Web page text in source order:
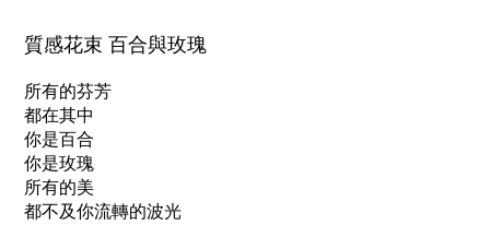
質感花束 百合與玫瑰
所有的芬芳
都在其中
你是百合
你是玫瑰
所有的美
都不及你流轉的波光